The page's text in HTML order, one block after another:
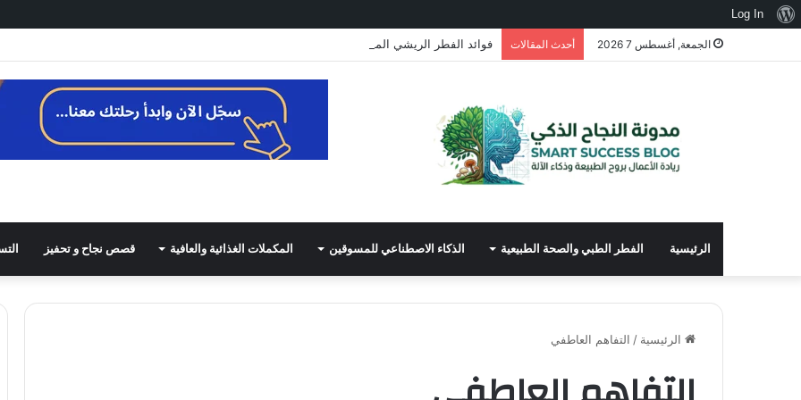
نبذةLog In
الجمعة, أغسطس 7 2026 أحدث المقالات فوائد الفطر الريشي المذهلة: لماذا يُلقّب بـ”فطر الخلود”؟
الرئيسية الفطر الطبي والصحة الطبيعية الذكاء الاصطناعي للمسوقين المكملات الغذائية والعافية قصص نجاح و تحفيز
الرئيسية / التفاهم العاطفي